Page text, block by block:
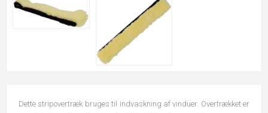
Dette stripovertræk bruges til indvaskning af vinduer. Overtrækket er